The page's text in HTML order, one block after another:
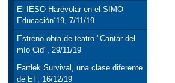
El IESO Harévolar en el SIMO
Educación´19, 7/11/19
Estreno obra de teatro "Cantar del
mío Cid", 29/11/19
Fartlek Survival, una clase diferente
de EF, 16/12/19